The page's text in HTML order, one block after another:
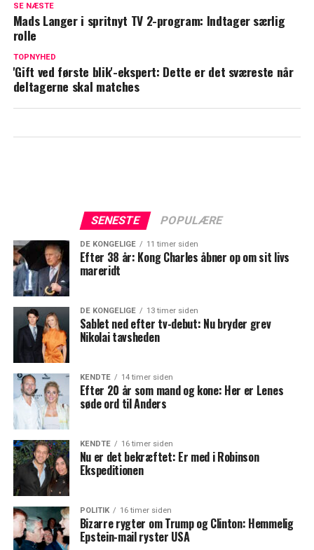
favoritten
SE NÆSTE
Mads Langer i spritnyt TV 2-program: Indtager særlig
rolle
TOPNYHED
'Gift ved første blik'-ekspert: Dette er det sværeste når
deltagerne skal matches
SENESTE POPULÆRE
DE KONGELIGE 11 timer siden
Efter 38 år: Kong Charles åbner op om sit livs
mareridt
DE KONGELIGE 13 timer siden
Sablet ned efter tv-debut: Nu bryder grev
Nikolai tavsheden
KENDTE 14 timer siden
Efter 20 år som mand og kone: Her er Lenes
søde ord til Anders
KENDTE 16 timer siden
Nu er det bekræftet: Er med i Robinson
Ekspeditionen
POLITIK 16 timer siden
Bizarre rygter om Trump og Clinton: Hemmelig
Epstein-mail ryster USA